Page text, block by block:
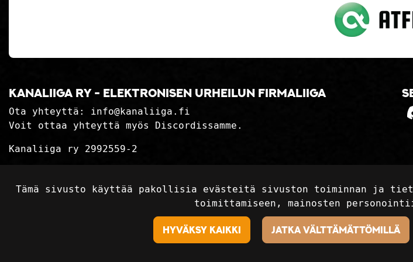
Tämä sivusto käyttää pakollisia evästeitä sivuston toiminnan ja
toimittamiseen, mainosten
Hyväksy kaikki Jatka välttämättömillä
Kanaliiga ry - elektronisen urheilun firmaliiga
Ota yhteyttä: info@kanaliiga.fi
Voit ottaa yhteyttä myös Discordissamme.
Kanaliiga ry 2992559-2
Toimitusehdot